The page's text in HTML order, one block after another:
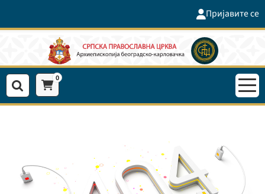
Пријавите се
0